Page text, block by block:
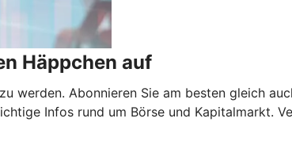
Häppchen auf
werden. Abonnieren Sie am besten gleich
Infos rund um Börse und Kapitalmarkt.